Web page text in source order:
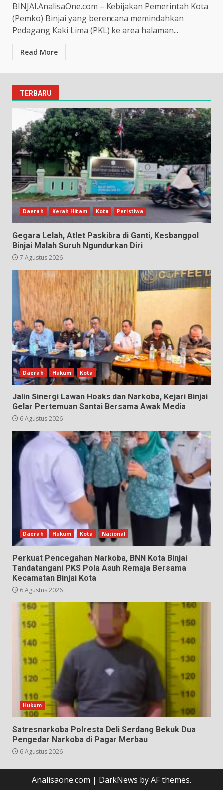
BINJAI.AnalisaOne.com – Kebijakan Pemerintah Kota
(Pemko) Binjai yang berencana memindahkan
Pedagang Kaki Lima (PKL) ke area halaman...
Read More
TERBARU
Daerah Kerah Hitam Kota Peristiwa
Gegara Lelah, Atlet Paskibra di Ganti, Kesbangpol
Binjai Malah Suruh Ngundurkan Diri
7 Agustus 2026
Daerah Hukum Kota
Jalin Sinergi Lawan Hoaks dan Narkoba, Kejari Binjai
Gelar Pertemuan Santai Bersama Awak Media
6 Agustus 2026
Daerah Hukum Kota Nasional
Perkuat Pencegahan Narkoba, BNN Kota Binjai
Tandatangani PKS Pola Asuh Remaja Bersama
Kecamatan Binjai Kota
6 Agustus 2026
Hukum
Satresnarkoba Polresta Deli Serdang Bekuk Dua
Pengedar Narkoba di Pagar Merbau
6 Agustus 2026
Analisaone.com | DarkNews by AF themes.